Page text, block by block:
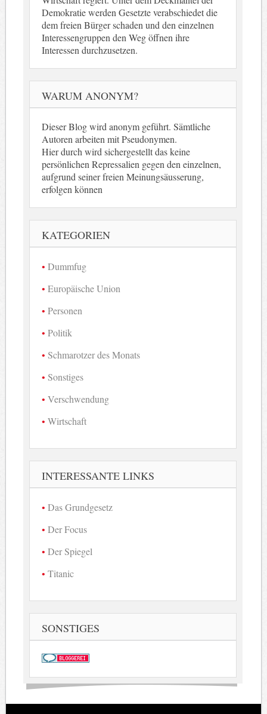
Demokratie werden Gesetzte verabschiedet die
dem freien Bürger schaden und den einzelnen
Interessengruppen den Weg öffnen ihre
Interessen durchzusetzen.
WARUM ANONYM?
Dieser Blog wird anonym geführt. Sämtliche
Autoren arbeiten mit Pseudonymen.
Hier durch wird sichergestellt das keine
persönlichen Repressalien gegen den einzelnen,
aufgrund seiner freien Meinungsäusserung,
erfolgen können
KATEGORIEN
Dummfug
Europäische Union
Personen
Politik
Schmarotzer des Monats
Sonstiges
Verschwendung
Wirtschaft
INTERESSANTE LINKS
Das Grundgesetz
Der Focus
Der Spiegel
Titanic
SONSTIGES